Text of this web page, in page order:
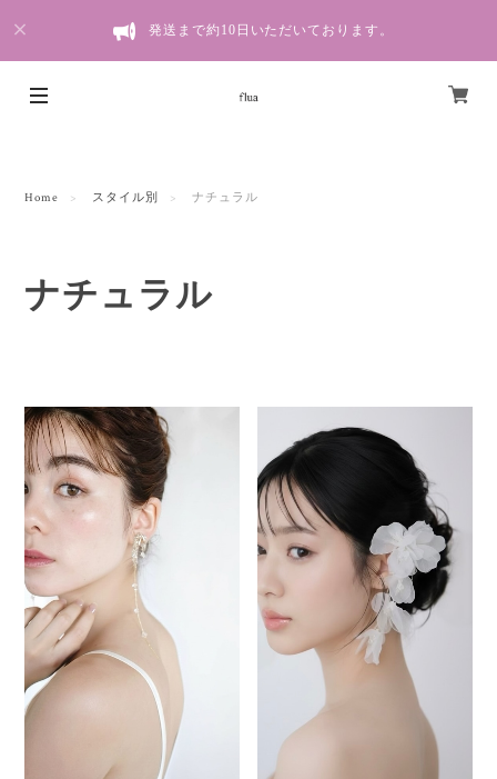
発送まで約10日いただいております。
Home スタイル別 ナチュラル
ナチュラル